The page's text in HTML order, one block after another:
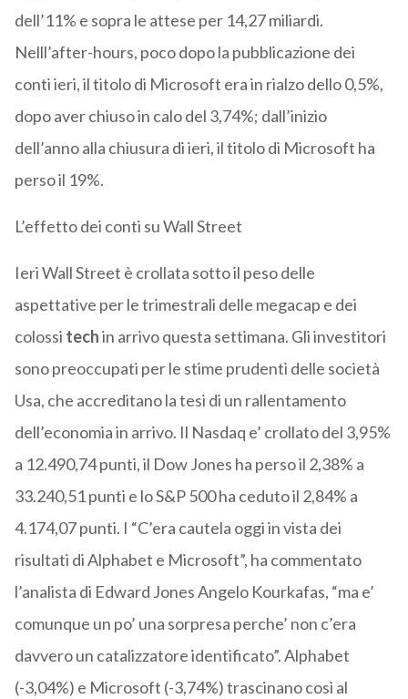
dell’11% e sopra le attese per 14,27 miliardi.
Nelll’after-hours, poco dopo la pubblicazione dei
conti ieri, il titolo di Microsoft era in rialzo dello 0,5%,
dopo aver chiuso in calo del 3,74%; dall’inizio
dell’anno alla chiusura di ieri, il titolo di Microsoft ha
perso il 19%.
L’effetto dei conti su Wall Street
Ieri Wall Street è crollata sotto il peso delle
aspettative per le trimestrali delle megacap e dei
colossi techin arrivo questa settimana. Gli investitori
sono preoccupati per le stime prudenti delle società
Usa, che accreditano la tesi di un rallentamento
dell’economia in arrivo. Il Nasdaq e’ crollato del 3,95%
a 12.490,74 punti, il Dow Jones ha perso il 2,38% a
33.240,51 punti e lo S&P 500 ha ceduto il 2,84% a
4.174,07 punti. I “C’era cautela oggi in vista dei
risultati di Alphabet e Microsoft”, ha commentato
l’analista di Edward Jones Angelo Kourkafas, “ma e’
comunque un po’ una sorpresa perche’ non c’era
davvero un catalizzatore identificato”. Alphabet
(-3,04%) e Microsoft (-3,74%) trascinano così al